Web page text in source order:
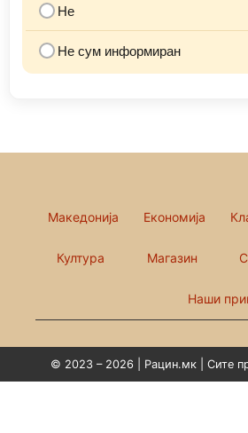
Не
Не сум информиран
Македонија Економија
Култура Магазин
Наши
© 2023 – 2026 | Рацин.мк | Сите